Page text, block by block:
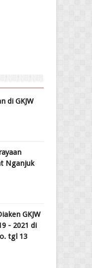
di GKJW
Nganjuk
GKJW
- 2021 di
tgl 13